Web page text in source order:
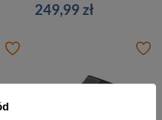
249,99 zł